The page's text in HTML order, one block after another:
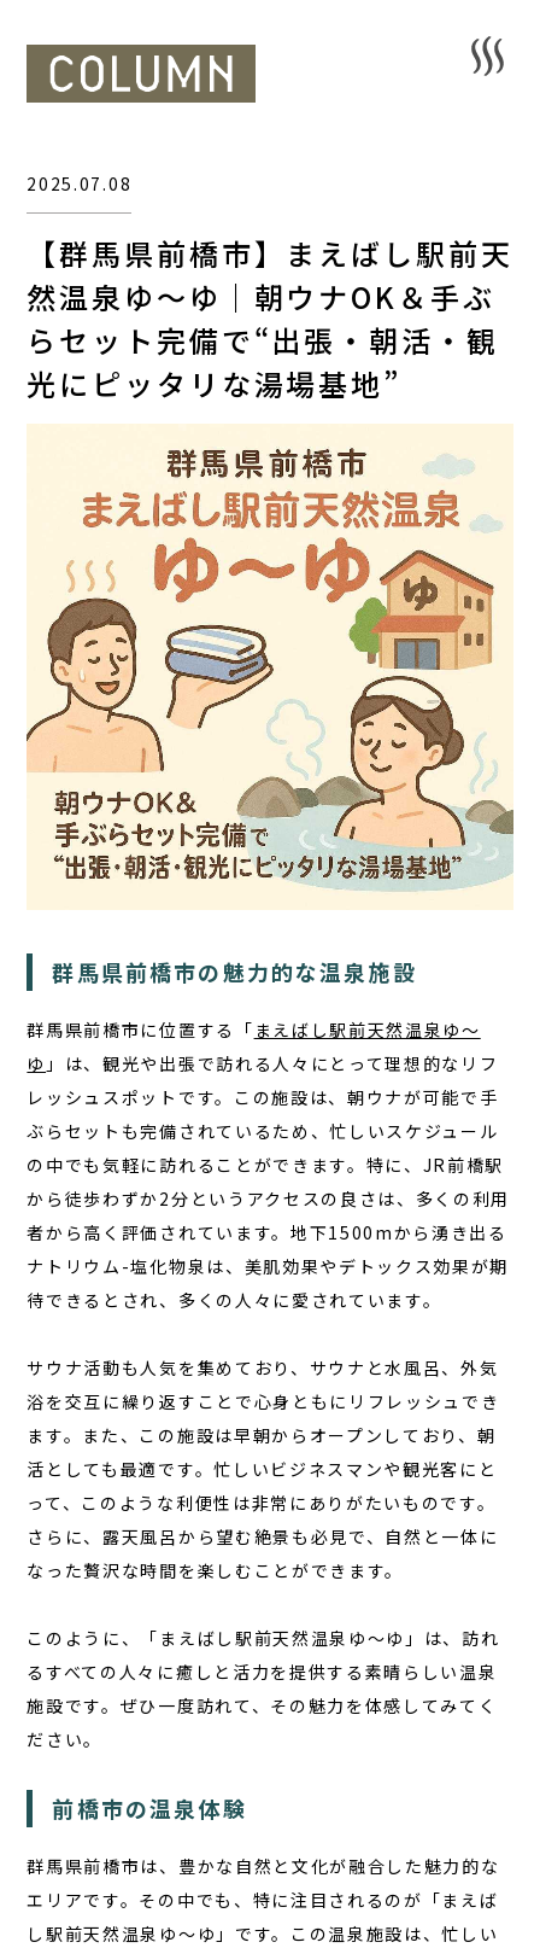
TOP
サウナ
宿泊
食事
アクティビティ
コラム
お知らせ
お問い合わせ
JA
EN
栃木県那須町簑沢563-4 旧美野沢小学校
0287-73-5333 （9:30～20:00）
宿泊予約 サウナ予約
【群馬県前橋市】まえばし駅前天
然温泉ゆ〜ゆ｜朝ウナOK＆手ぶ
らセット完備で“出張・朝活・観
光にピッタリな湯場基地”
2025.07.08
群馬県前橋市の魅力的な温泉施設
群馬県前橋市に位置する「 まえばし駅前天然温泉ゆ〜
ゆ 」は、観光や出張で訪れる人々にとって理想的なリフ
レッシュスポットです。この施設は、朝ウナが可能で手
ぶらセットも完備されているため、忙しいスケジュール
の中でも気軽に訪れることができます。特に、JR前橋駅
から徒歩わずか2分というアクセスの良さは、多くの利用
者から高く評価されています。地下1500mから湧き出る
ナトリウム-塩化物泉は、美肌効果やデトックス効果が期
待できるとされ、多くの人々に愛されています。
サウナ活動も人気を集めており、サウナと水風呂、外気
浴を交互に繰り返すことで心身ともにリフレッシュでき
ます。また、この施設は早朝からオープンしており、朝
活としても最適です。忙しいビジネスマンや観光客にと
って、このような利便性は非常にありがたいものです。
さらに、露天風呂から望む絶景も必見で、自然と一体に
なった贅沢な時間を楽しむことができます。
このように、「まえばし駅前天然温泉ゆ〜ゆ」は、訪れ
るすべての人々に癒しと活力を提供する素晴らしい温泉
施設です。ぜひ一度訪れて、その魅力を体感してみてく
ださい。
前橋市の温泉体験
群馬県前橋市は、豊かな自然と文化が融合した魅力的な
エリアです。その中でも、特に注目されるのが「まえば
し駅前天然温泉ゆ〜ゆ」です。この温泉施設は、忙しい